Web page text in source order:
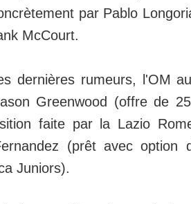
par Pablo
McCourt.
dernières rumeurs, l'OM
Greenwood (offre de
faite par la Lazio
(prêt avec option
Juniors).